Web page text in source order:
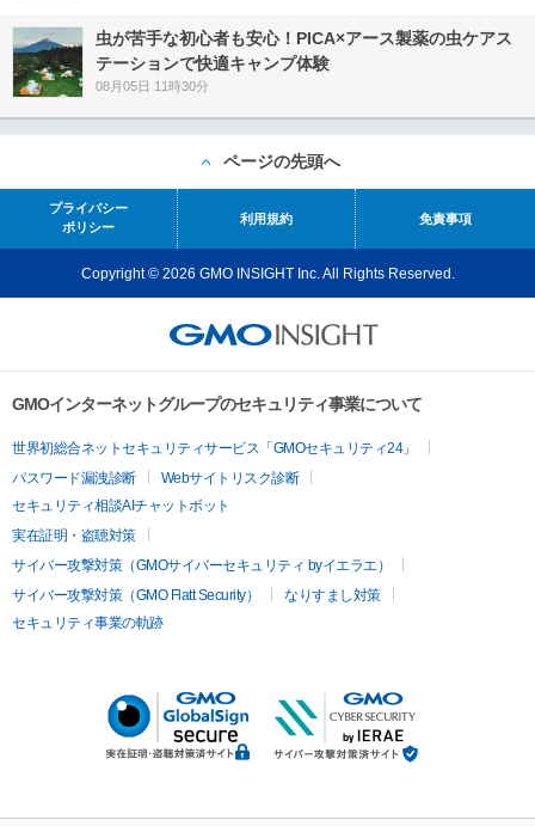
虫が苦手な初心者も安心！PICA×アース製薬の虫ケアス
テーションで快適キャンプ体験
08月05日 11時30分
ページの先頭へ
プライバシー
ポリシー
利用規約 免責事項
Copyright © 2026 GMO INSIGHT Inc. All Rights Reserved.
GMOインターネットグループのセキュリティ事業について
世界初総合ネットセキュリティサービス「GMOセキュリティ24」
パスワード漏洩診断
Webサイトリスク診断
セキュリティ相談AIチャットボット
実在証明・盗聴対策
サイバー攻撃対策（GMOサイバーセキュリティ byイエラエ）
サイバー攻撃対策（GMO Flatt Security）
なりすまし対策
セキュリティ事業の軌跡